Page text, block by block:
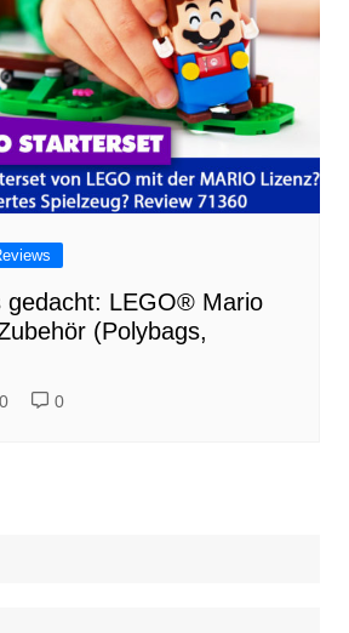
gedacht: LEGO® Mario
(Polybags,
0